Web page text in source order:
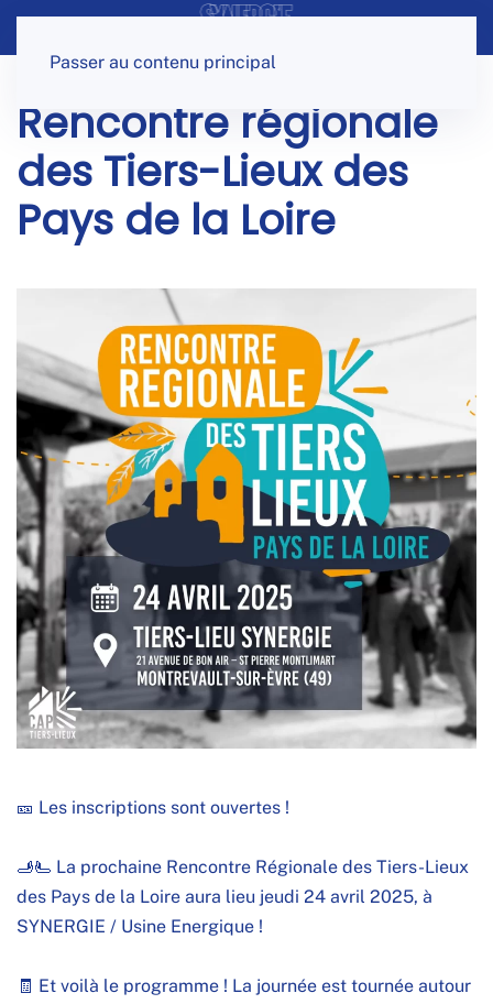
Passer au contenu principal
Rencontre régionale
des Tiers-Lieux des
Pays de la Loire
🎫 Les inscriptions sont ouvertes !
🫸🫷 La prochaine Rencontre Régionale des Tiers-Lieux
des Pays de la Loire aura lieu jeudi 24 avril 2025, à
SYNERGIE / Usine Energique !
🧾 Et voilà le programme ! La journée est tournée autour
Panneau de gestion des cookies